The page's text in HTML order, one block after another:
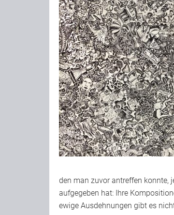
den man zuvor antreffen konnte,
aufgegeben hat: Ihre
ewige Ausdehnungen gibt es